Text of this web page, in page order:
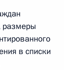
в ходе
размеры
в списки